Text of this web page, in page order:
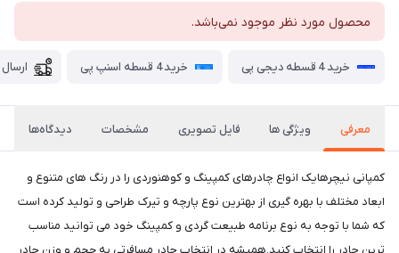
محصول مورد نظر موجود نمی‌باشد.
خرید 4 قسطه دیجی پی خرید 4 قسطه اسنپ پی
معرفی ویژگی ها فایل تصویری مشخصات دیدگاه‌ها
کمپانی نیچرهایک انواع چادرهای کمپینگ و کوهنوردی را در رنگ های متنوع و
ابعاد مختلف با بهره گیری از بهترین نوع پارچه و تیرک طراحی و تولید کرده است
که شما با توجه به نوع برنامه طبیعت گردی و کمپینگ خود می توانید مناسب
ترین چادر را انتخاب کنید.همیشه در انتخاب چادر مسافرتی به حجم و وزن چادر